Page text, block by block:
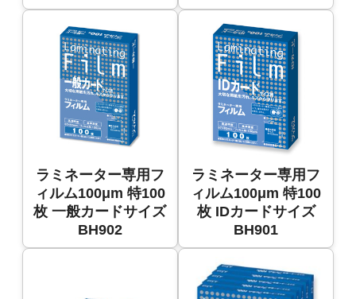
ラミネーター専用フ
ィルム100μm 特100
枚 一般カードサイズ
BH902
ラミネーター専用フ
ィルム100μm 特100
枚 IDカードサイズ
BH901